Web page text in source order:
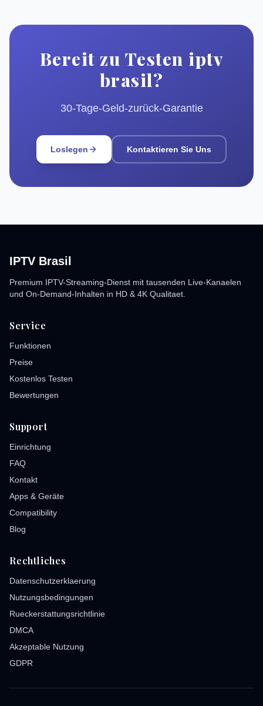
Bereit zu Testen iptv
brasil?
30-Tage-Geld-zurück-Garantie
Loslegen Kontaktieren Sie Uns
IPTV Brasil
Premium IPTV-Streaming-Dienst mit tausenden Live-Kanaelen
und On-Demand-Inhalten in HD & 4K Qualitaet.
Service
Funktionen
Preise
Kostenlos Testen
Bewertungen
Support
Einrichtung
FAQ
Kontakt
Apps & Geräte
Compatibility
Blog
Rechtliches
Datenschutzerklaerung
Nutzungsbedingungen
Rueckerstattungsrichtlinie
DMCA
Akzeptable Nutzung
GDPR